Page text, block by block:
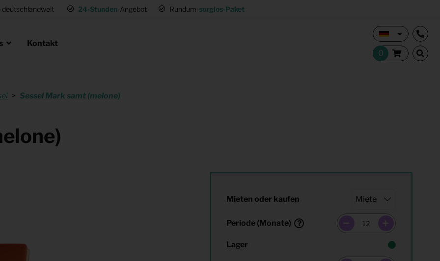
deutschlandweit 24-Stunden-Angebot Rundum-sorglos-Paket
Kontakt
als Profi
Einrichtung für (Fernseh) Produktion Shop
Sessel Mark samt (melone)
Mieten oder kaufen
Periode (Monate)
Lager